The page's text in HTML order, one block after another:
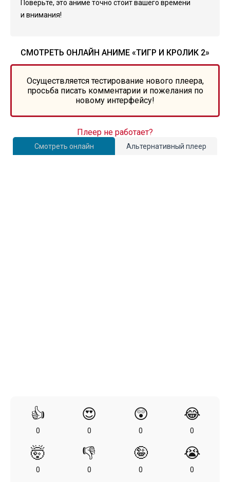
Поверьте, это аниме точно стоит вашего времени
и внимания!
СМОТРЕТЬ ОНЛАЙН АНИМЕ «ТИГР И КРОЛИК 2»
Осуществляется тестирование нового плеера,
просьба писать комментарии и пожелания по
новому интерфейсу!
Смотреть онлайн Альтернативный плеер
Плеер не работает?
👍
0
😍
0
😲
0
😂
0
🤯
0
👎
0
🤪
0
😭
0